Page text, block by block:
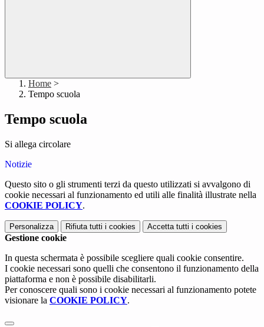
Home >
Tempo scuola
Tempo scuola
Si allega circolare
Notizie
Questo sito o gli strumenti terzi da questo utilizzati si avvalgono di
cookie necessari al funzionamento ed utili alle finalità illustrate nella
COOKIE POLICY.
Personalizza Rifiuta tutti i cookies Accetta tutti i cookies
Gestione cookie
In questa schermata è possibile scegliere quali cookie consentire.
I cookie necessari sono quelli che consentono il funzionamento della
piattaforma e non è possibile disabilitarli.
Per conoscere quali sono i cookie necessari al funzionamento potete
visionare la COOKIE POLICY.